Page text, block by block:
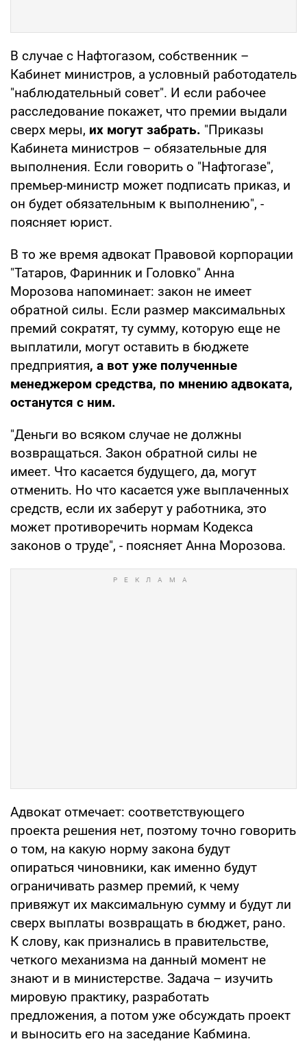
В случае с Нафтогазом, собственник –
Кабинет министров, а условный работодатель
"наблюдательный совет". И если рабочее
расследование покажет, что премии выдали
сверх меры, их могут забрать. "Приказы
Кабинета министров – обязательные для
выполнения. Если говорить о "Нафтогазе",
премьер-министр может подписать приказ, и
он будет обязательным к выполнению", -
поясняет юрист.
В то же время адвокат Правовой корпорации
"Татаров, Фаринник и Головко" Анна
Морозова напоминает: закон не имеет
обратной силы. Если размер максимальных
премий сократят, ту сумму, которую еще не
выплатили, могут оставить в бюджете
предприятия, а вот уже полученные
менеджером средства, по мнению адвоката,
останутся с ним.
"Деньги во всяком случае не должны
возвращаться. Закон обратной силы не
имеет. Что касается будущего, да, могут
отменить. Но что касается уже выплаченных
средств, если их заберут у работника, это
может противоречить нормам Кодекса
законов о труде", - поясняет Анна Морозова.
Адвокат отмечает: соответствующего
проекта решения нет, поэтому точно говорить
о том, на какую норму закона будут
опираться чиновники, как именно будут
ограничивать размер премий, к чему
привяжут их максимальную сумму и будут ли
сверх выплаты возвращать в бюджет, рано.
К слову, как признались в правительстве,
четкого механизма на данный момент не
знают и в министерстве. Задача – изучить
мировую практику, разработать
предложения, а потом уже обсуждать проект
и выносить его на заседание Кабмина.